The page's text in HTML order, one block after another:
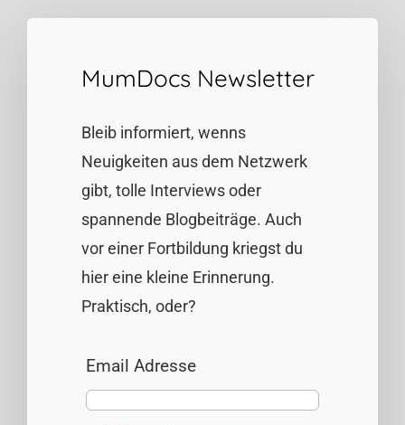
MumDocs Newsletter
Bleib informiert, wenns
Neuigkeiten aus dem Netzwerk
gibt, tolle Interviews oder
spannende Blogbeiträge. Auch
vor einer Fortbildung kriegst du
hier eine kleine Erinnerung.
Praktisch, oder?
Email Adresse